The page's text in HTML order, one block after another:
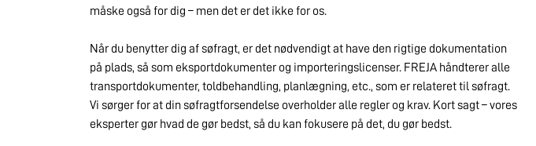
måske også for dig – men det er det ikke for os.
Når du benytter dig af søfragt, er det nødvendigt at have den rigtige dokumentation
på plads, så som eksportdokumenter og importeringslicenser. FREJA håndterer alle
transportdokumenter, toldbehandling, planlægning, etc., som er relateret til søfragt.
Vi sørger for at din søfragtforsendelse overholder alle regler og krav. Kort sagt – vores
eksperter gør hvad de gør bedst, så du kan fokusere på det, du gør bedst.